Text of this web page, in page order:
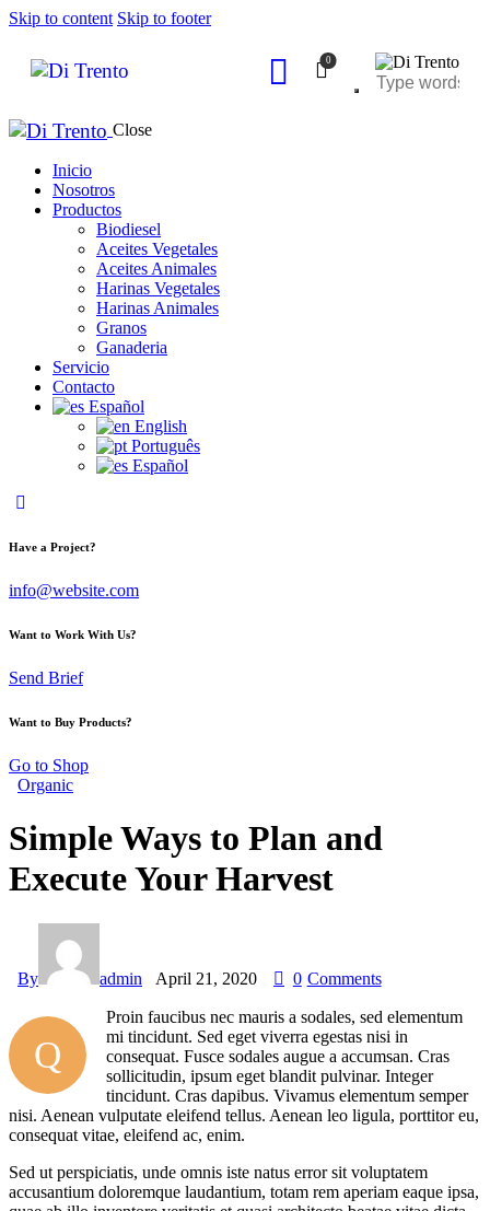
Skip to content Skip to footer
0
Close
Inicio
Nosotros
Productos
Biodiesel
Aceites Vegetales
Aceites Animales
Harinas Vegetales
Harinas Animales
Granos
Ganaderia
Servicio
Contacto
Español
English
Português
Español
Have a Project?
info@website.com
Want to Work With Us?
Send Brief
Want to Buy Products?
Go to Shop
Organic
Simple Ways to Plan and
Execute Your Harvest
By admin April 21, 2020 0 Comments
Q
Proin faucibus nec mauris a sodales, sed elementum
mi tincidunt. Sed eget viverra egestas nisi in
consequat. Fusce sodales augue a accumsan. Cras
sollicitudin, ipsum eget blandit pulvinar. Integer
tincidunt. Cras dapibus. Vivamus elementum semper
nisi. Aenean vulputate eleifend tellus. Aenean leo ligula, porttitor eu,
consequat vitae, eleifend ac, enim.
Sed ut perspiciatis, unde omnis iste natus error sit voluptatem
accusantium doloremque laudantium, totam rem aperiam eaque ipsa,